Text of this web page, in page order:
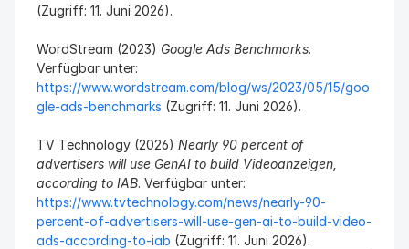
(Zugriff: 11. Juni 2026).
WordStream (2023) Google Ads Benchmarks.
https://www.wordstream.com/blog/ws/2023/05/15/goo
gle-ads-benchmarks (Zugriff: 11. Juni 2026).
TV Technology (2026) Nearly 90 percent of
advertisers will use GenAI to build Videoanzeigen,
according to IAB
https://www.tvtechnology.com/news/nearly-90-
percent-of-advertisers-will-use-gen-ai-to-build-video-
ads-according-to-iab (Zugriff: 11. Juni 2026).